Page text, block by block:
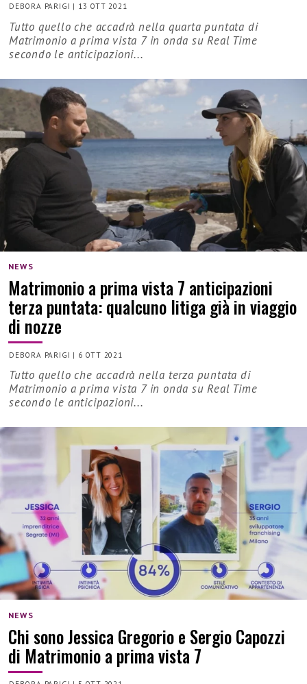
DEBORA PARIGI | 13 OTT 2021
Tutto quello che accadrà nella quarta puntata di
Matrimonio a prima vista 7 in onda su Real Time
secondo le anticipazioni...
NEWS
Matrimonio a prima vista 7 anticipazioni
terza puntata: qualcuno litiga già in viaggio
di nozze
DEBORA PARIGI | 6 OTT 2021
Tutto quello che accadrà nella terza puntata di
Matrimonio a prima vista 7 in onda su Real Time
secondo le anticipazioni...
NEWS
Chi sono Jessica Gregorio e Sergio Capozzi
di Matrimonio a prima vista 7